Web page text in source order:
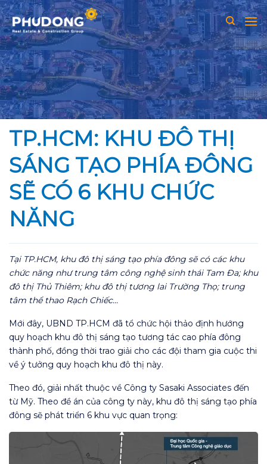
Skip
to
content
TP.HCM: KHU ĐÔ THỊ
SÁNG TẠO PHÍA ĐÔNG
SẼ CÓ 6 KHU CHỨC
NĂNG
Tại TP.HCM, khu đô thị sáng tạo phía đông sẽ có các khu
chức năng như trung tâm công nghệ sinh thái Tam Đa; khu
đô thị Thủ Thiêm; khu đô thị tương lai Trường Thọ; trung
tâm thể thao Rạch Chiếc…
Mới đây, UBND TP.HCM đã tổ chức hội thảo định hướng
quy hoạch khu đô thị sáng tạo tương tác cao phía đông
thành phố, đồng thời trao giải cho các đội tham gia cuộc thi
về ý tưởng quy hoạch khu đô thị này.
Theo đó, giải nhất thuộc về Công ty Sasaki Associates đến
từ Mỹ. Theo đề án của công ty này, khu đô thị sáng tạo phía
đông sẽ phát triển 6 khu vực quan trọng: